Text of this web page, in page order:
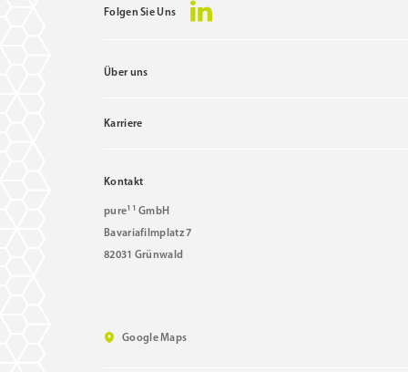
Folgen Sie Uns
Über uns
Karriere
Kontakt
pure11 GmbH
Bavariafilmplatz 7
82031 Grünwald
Google Maps